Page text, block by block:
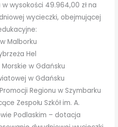
wysokości 49.964,00 zł na
wycieczki, obejmującej
Malborku
Hel
w Gdańsku
w Gdańsku
Regionu w Szymbarku
Zespołu Szkół im. A.
Podlaskim – dotacja